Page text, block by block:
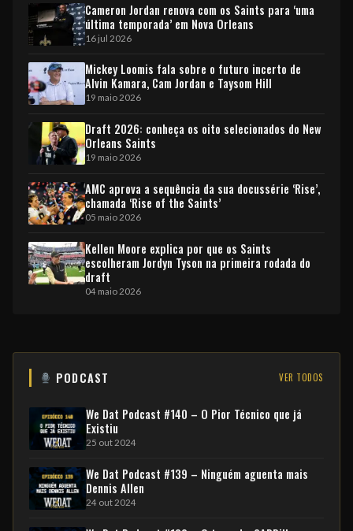
Cameron Jordan renova com os Saints para ‘uma
última temporada’ em Nova Orleans
16 jul 2026
Mickey Loomis fala sobre o futuro incerto de
Alvin Kamara, Cam Jordan e Taysom Hill
19 maio 2026
Draft 2026: conheça os oito selecionados do New
Orleans Saints
19 maio 2026
AMC aprova a sequência da sua docussérie ‘Rise’,
chamada ‘Rise of the Saints’
05 maio 2026
Kellen Moore explica por que os Saints
escolheram Jordyn Tyson na primeira rodada do
draft
04 maio 2026
PODCAST VER TODOS
We Dat Podcast #140 – O Pior Técnico que já
Existiu
25 out 2024
We Dat Podcast #139 – Ninguém aguenta mais
Dennis Allen
24 out 2024